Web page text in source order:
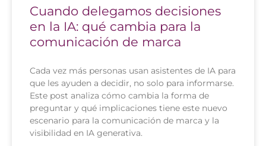
Cuando delegamos decisiones
en la IA: qué cambia para la
comunicación de marca
Cada vez más personas usan asistentes de IA para
que les ayuden a decidir, no solo para informarse.
Este post analiza cómo cambia la forma de
preguntar y qué implicaciones tiene este nuevo
escenario para la comunicación de marca y la
visibilidad en IA generativa.